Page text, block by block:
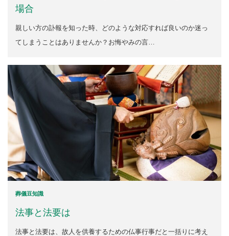
場合
親しい方の訃報を知った時、どのような対応すれば良いのか迷っ
てしまうことはありませんか？お悔やみの言…
葬儀豆知識
法事と法要は
法事と法要は、故人を供養するための仏事行事だと一括りに考え